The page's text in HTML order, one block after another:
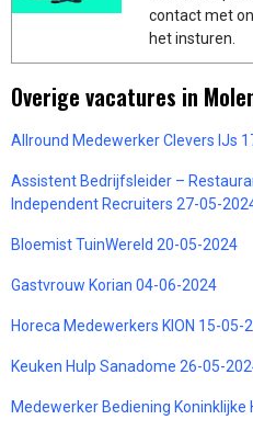
contact met
het insturen.
Overige vacatures in
Allround Medewerker Clevers IJs
Assistent Bedrijfsleider –
Independent Recruiters 27-05-
Bloemist TuinWereld 20-05-2024
Gastvrouw Korian 04-06-2024
Horeca Medewerkers KION 15-05-
Keuken Hulp Sanadome 26-05-
Medewerker Bediening